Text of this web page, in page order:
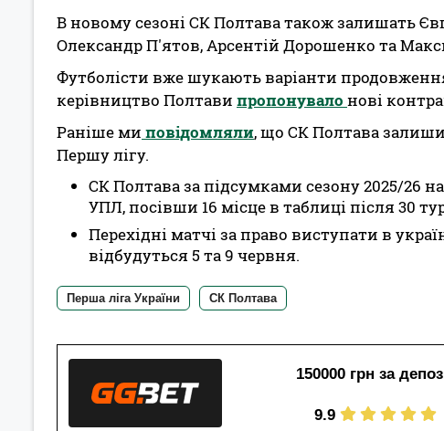
В новому сезоні СК Полтава також залишать
Олександр П'ятов, Арсентій Дорошенко та
Футболісти вже шукають варіанти
керівництво Полтави пропонувало нові
Раніше ми повідомляли, що СК Полтава
Першу лігу.
СК Полтава за підсумками сезону 2025/26
УПЛ, посівши 16 місце в таблиці після 30
Перехідні матчі за право виступати в
відбудуться 5 та 9 червня.
Перша ліга України СК Полтава
150000 грн за
9.9